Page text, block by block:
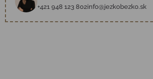
+421 948 123 802info@jezkobezko.sk